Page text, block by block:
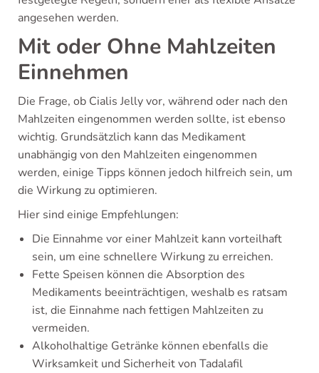
angesehen werden.
Mit oder Ohne Mahlzeiten
Einnehmen
Die Frage, ob Cialis Jelly vor, während oder nach den
Mahlzeiten eingenommen werden sollte, ist ebenso
wichtig. Grundsätzlich kann das Medikament
unabhängig von den Mahlzeiten eingenommen
werden, einige Tipps können jedoch hilfreich sein, um
die Wirkung zu optimieren.
Hier sind einige Empfehlungen:
Die Einnahme vor einer Mahlzeit kann vorteilhaft
sein, um eine schnellere Wirkung zu erreichen.
Fette Speisen können die Absorption des
Medikaments beeinträchtigen, weshalb es ratsam
ist, die Einnahme nach fettigen Mahlzeiten zu
vermeiden.
Alkoholhaltige Getränke können ebenfalls die
Wirksamkeit und Sicherheit von Tadalafil